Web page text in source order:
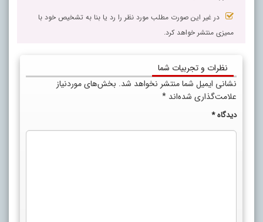
در غیر این صورت مطلب مورد نظر را رد یا بنا به تشخیص خود با
ممیزی منتشر خواهد کرد.
نظرات و تجربیات شما
نشانی ایمیل شما منتشر نخواهد شد. بخش‌های موردنیاز
علامت‌گذاری شده‌اند *
دیدگاه*